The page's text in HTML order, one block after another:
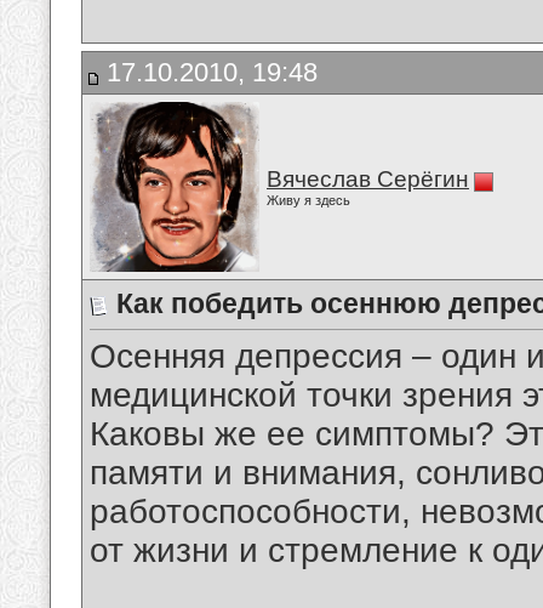
17.10.2010, 19:48
Вячеслав Серёгин
Живу я здесь
Как победить осеннюю
Осенняя депрессия – один
медицинской точки зрения
Каковы же ее симптомы?
памяти и внимания,
работоспособности,
от жизни и стремление к